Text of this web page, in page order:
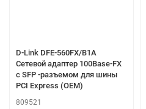
D-Link DFE-560FX/B1A
Сетевой адаптер 100Base-FX
с SFP -разъемом для шины
PCI Express (OEM)
809521